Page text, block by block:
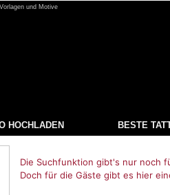
und Motive
HOCHLADEN BESTE
Die Suchfunktion gibt's nur noch
Doch für die Gäste gibt es hier